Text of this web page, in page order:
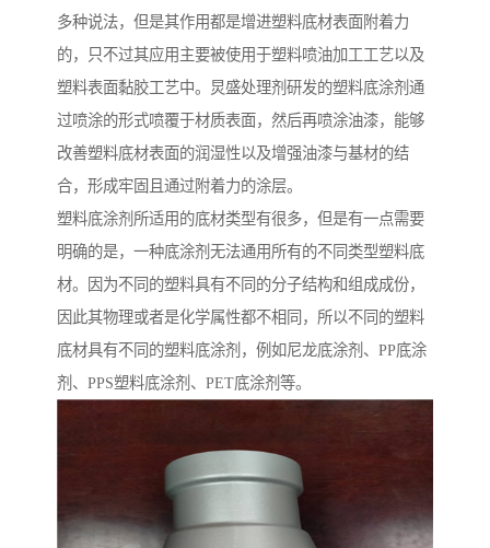
多种说法，但是其作用都是增进塑料底材表面附着力
的，只不过其应用主要被使用于塑料喷油加工工艺以及
塑料表面黏胶工艺中。炅盛处理剂研发的塑料底涂剂通
过喷涂的形式喷覆于材质表面，然后再喷涂油漆，能够
改善塑料底材表面的润湿性以及增强油漆与基材的结
合，形成牢固且通过附着力的涂层。
塑料底涂剂所适用的底材类型有很多，但是有一点需要
明确的是，一种底涂剂无法通用所有的不同类型塑料底
材。因为不同的塑料具有不同的分子结构和组成成份，
因此其物理或者是化学属性都不相同，所以不同的塑料
底材具有不同的塑料底涂剂，例如尼龙底涂剂、PP底涂
剂、PPS塑料底涂剂、PET底涂剂等。